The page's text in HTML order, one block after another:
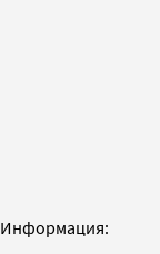
Информация: